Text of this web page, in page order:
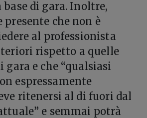
base di gara. Inoltre,
presente che non è
al professionista
rispetto a quelle
gara e che “qualsiasi
espressamente
ritenersi al di fuori dal
e semmai potrà